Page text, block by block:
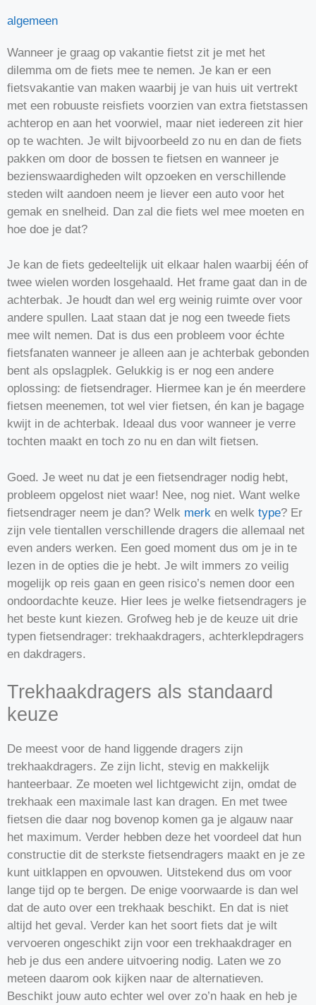
algemeen
Wanneer je graag op vakantie fietst zit je met het
dilemma om de fiets mee te nemen. Je kan er een
fietsvakantie van maken waarbij je van huis uit vertrekt
met een robuuste reisfiets voorzien van extra fietstassen
achterop en aan het voorwiel, maar niet iedereen zit hier
op te wachten. Je wilt bijvoorbeeld zo nu en dan de fiets
pakken om door de bossen te fietsen en wanneer je
bezienswaardigheden wilt opzoeken en verschillende
steden wilt aandoen neem je liever een auto voor het
gemak en snelheid. Dan zal die fiets wel mee moeten en
hoe doe je dat?
Je kan de fiets gedeeltelijk uit elkaar halen waarbij één of
twee wielen worden losgehaald. Het frame gaat dan in de
achterbak. Je houdt dan wel erg weinig ruimte over voor
andere spullen. Laat staan dat je nog een tweede fiets
mee wilt nemen. Dat is dus een probleem voor échte
fietsfanaten wanneer je alleen aan je achterbak gebonden
bent als opslagplek. Gelukkig is er nog een andere
oplossing: de fietsendrager. Hiermee kan je én meerdere
fietsen meenemen, tot wel vier fietsen, én kan je bagage
kwijt in de achterbak. Ideaal dus voor wanneer je verre
tochten maakt en toch zo nu en dan wilt fietsen.
Goed. Je weet nu dat je een fietsendrager nodig hebt,
probleem opgelost niet waar! Nee, nog niet. Want welke
fietsendrager neem je dan? Welk merk en welk type? Er
zijn vele tientallen verschillende dragers die allemaal net
even anders werken. Een goed moment dus om je in te
lezen in de opties die je hebt. Je wilt immers zo veilig
mogelijk op reis gaan en geen risico’s nemen door een
ondoordachte keuze. Hier lees je welke fietsendragers je
het beste kunt kiezen. Grofweg heb je de keuze uit drie
typen fietsendrager: trekhaakdragers, achterklepdragers
en dakdragers.
Trekhaakdragers als standaard
keuze
De meest voor de hand liggende dragers zijn
trekhaakdragers. Ze zijn licht, stevig en makkelijk
hanteerbaar. Ze moeten wel lichtgewicht zijn, omdat de
trekhaak een maximale last kan dragen. En met twee
fietsen die daar nog bovenop komen ga je algauw naar
het maximum. Verder hebben deze het voordeel dat hun
constructie dit de sterkste fietsendragers maakt en je ze
kunt uitklappen en opvouwen. Uitstekend dus om voor
lange tijd op te bergen. De enige voorwaarde is dan wel
dat de auto over een trekhaak beschikt. En dat is niet
altijd het geval. Verder kan het soort fiets dat je wilt
vervoeren ongeschikt zijn voor een trekhaakdrager en
heb je dus een andere uitvoering nodig. Laten we zo
meteen daarom ook kijken naar de alternatieven.
Beschikt jouw auto echter wel over zo’n haak en heb je